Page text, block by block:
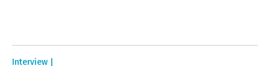
Interview |